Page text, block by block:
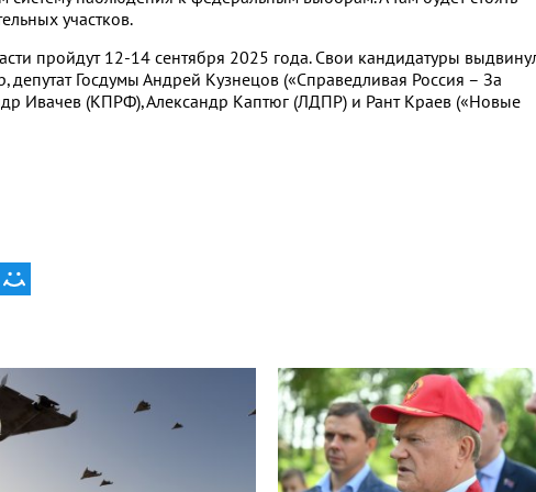
участков.
пройдут 12-14 сентября 2025 года. Свои кандидатуры
депутат Госдумы Андрей Кузнецов («Справедливая Россия – За
Ивачев (КПРФ), Александр Каптюг (ЛДПР) и Рант Краев («Новые